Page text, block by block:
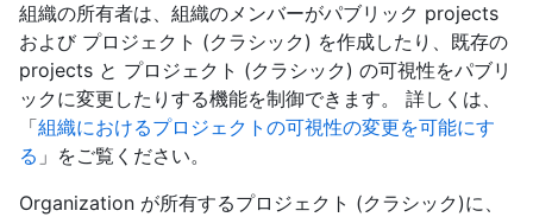
組織の所有者は、組織のメンバーがパブリック projects
および プロジェクト (クラシック) を作成したり、既存の
projects と プロジェクト (クラシック) の可視性をパブリ
ックに変更したりする機能を制御できます。 詳しくは、
「組織におけるプロジェクトの可視性の変更を可能にす
る 」をご覧ください。
Organization が所有するプロジェクト (クラシック)に、